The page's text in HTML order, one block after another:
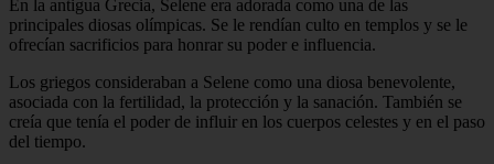
En la antigua Grecia, Selene era adorada como una de las
principales diosas olímpicas. Se le rendían culto en templos y se le
ofrecían sacrificios para honrar su poder e influencia.
Los griegos consideraban a Selene como una diosa benevolente,
asociada con la fertilidad, la protección y la sanación. También se
creía que tenía el poder de influir en los cuerpos celestes y en el paso
del tiempo.